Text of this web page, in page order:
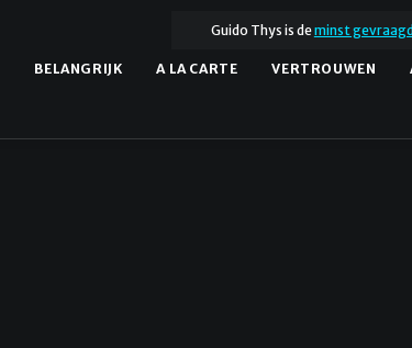
Guido Thys is deminst
BELANGRIJK A LA CARTE VERTROUWEN